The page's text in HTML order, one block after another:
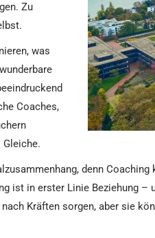
Zu
was
Coaches,
denn
ist in erster Linie Beziehung –
Kräften sorgen, aber sie